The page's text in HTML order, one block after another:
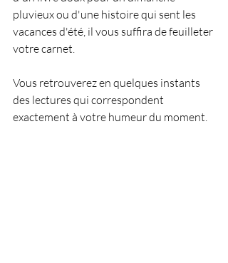
pluvieux ou d'une histoire qui sent les
vacances d'été, il vous suffira de feuilleter
votre carnet.
Vous retrouverez en quelques instants
des lectures qui correspondent
exactement à votre humeur du moment.